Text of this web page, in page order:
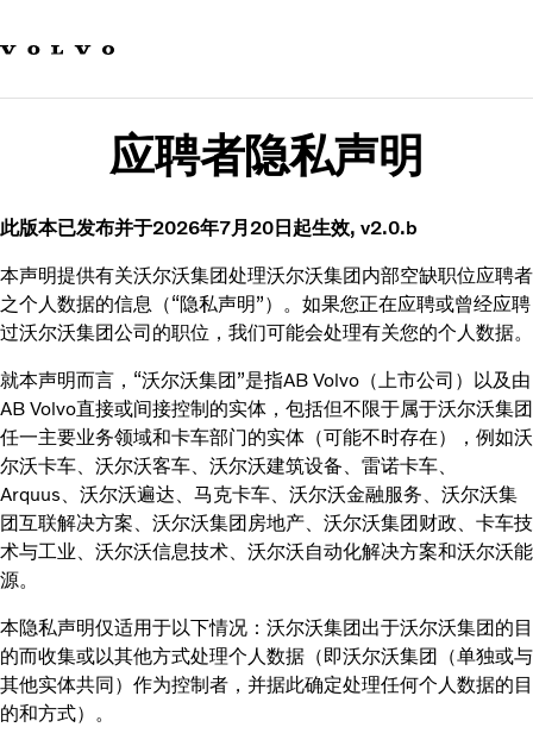
Sustainable Transportation
Careers
Investors
Suppliers
应聘者隐私声明
此版本已发布并于2026年7月20日起生效, v2.0.b
本声明提供有关沃尔沃集团处理沃尔沃集团内部空缺职位应聘者
之个人数据的信息（“隐私声明”）。如果您正在应聘或曾经应聘
过沃尔沃集团公司的职位，我们可能会处理有关您的个人数据。
就本声明而言，“沃尔沃集团”是指AB Volvo（上市公司）以及由
AB Volvo直接或间接控制的实体，包括但不限于属于沃尔沃集团
任一主要业务领域和卡车部门的实体（可能不时存在），例如沃
尔沃卡车、沃尔沃客车、沃尔沃建筑设备、雷诺卡车、
Arquus、沃尔沃遍达、马克卡车、沃尔沃金融服务、沃尔沃集
团互联解决方案、沃尔沃集团房地产、沃尔沃集团财政、卡车技
术与工业、沃尔沃信息技术、沃尔沃自动化解决方案和沃尔沃能
源。
本隐私声明仅适用于以下情况：沃尔沃集团出于沃尔沃集团的目
的而收集或以其他方式处理个人数据（即沃尔沃集团（单独或与
其他实体共同）作为控制者，并据此确定处理任何个人数据的目
的和方式）。